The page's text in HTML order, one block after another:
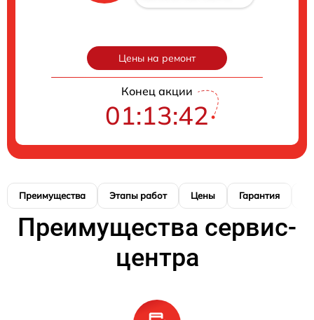
Цены на ремонт
Конец акции
01:13:41
Преимущества Этапы работ Цены Гарантия
Преимущества сервис-
центра